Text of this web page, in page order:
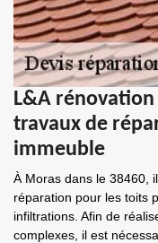
L&A
travaux de
immeuble
À Moras dans le 38460,
réparation pour les toits
infiltrations. Afin de
complexes, il est